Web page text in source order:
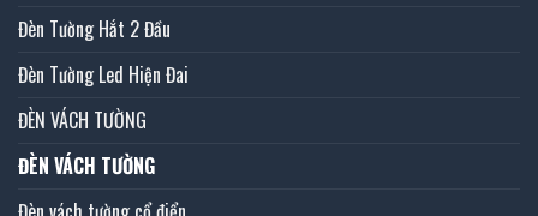
Đèn Tường Hắt 2 Đầu
Đèn Tường Led Hiện Đai
ĐÈN VÁCH TƯỜNG
ĐÈN VÁCH TƯỜNG